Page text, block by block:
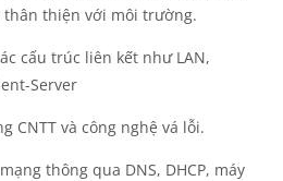
thân thiện với môi trường.
cấu trúc liên kết như LAN,
Server
CNTT và công nghệ vá lỗi.
thông qua DNS, DHCP, máy